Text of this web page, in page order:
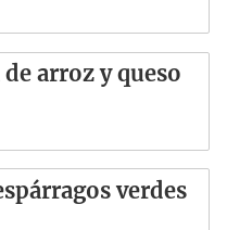
arroz y queso
verdes